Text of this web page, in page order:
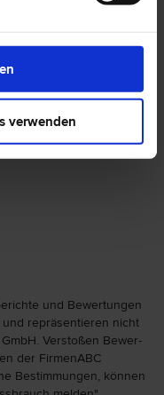
verwenden
und Bewer­tungen
repräsen­tieren nicht
Verstoßen Bewer­
der FirmenABC
Bestim­mungen, können